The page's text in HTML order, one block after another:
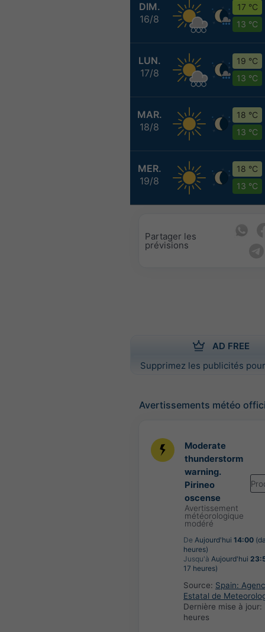
DIM.
16/8
17 °C
13 °C
LUN.
17/8
19 °C
13 °C
MAR.
18/8
18 °C
13 °C
MER.
19/8
18 °C
13 °C
Partager les
prévisions
AD FREE
Supprimez les publicités
Avertissements météo
Moderate
thunderstorm
warning.
Pirineo
oscense
Avertissement
météorologique
modéré
De Aujourd'hui 14:00
heures)
Jusqu'à Aujourd'hui
17 heures)
Source: Spain:
Estatal de
Dernière mise à jour:
heures